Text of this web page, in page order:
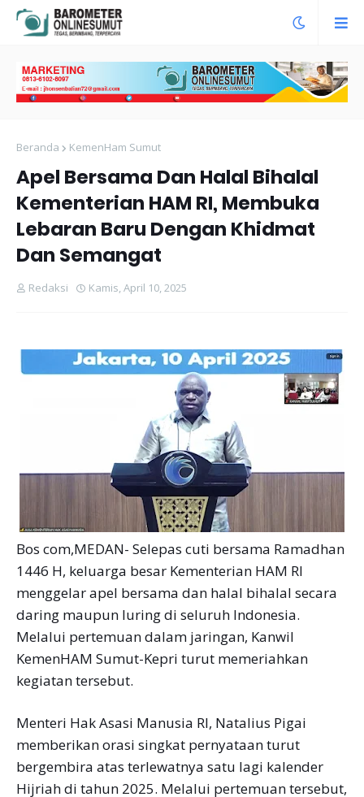
Beranda KemenHam Sumut
Apel Bersama Dan Halal Bihalal
Kementerian HAM RI, Membuka
Lebaran Baru Dengan Khidmat
Dan Semangat
Redaksi Kamis, April 10, 2025
Bos com,MEDAN- Selepas cuti bersama Ramadhan
1446 H, keluarga besar Kementerian HAM RI
menggelar apel bersama dan halal bihalal secara
daring maupun luring di seluruh Indonesia.
Melalui pertemuan dalam jaringan, Kanwil
KemenHAM Sumut-Kepri turut memeriahkan
kegiatan tersebut.
Menteri Hak Asasi Manusia RI, Natalius Pigai
memberikan orasi singkat pernyataan turut
bergembira atas terlewatnya satu lagi kalender
Hijriah di tahun 2025. Melalui pertemuan tersebut,